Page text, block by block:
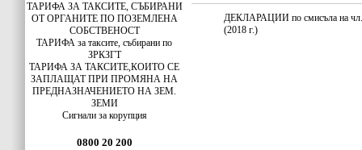
ТАРИФА ЗА ТАКСИТЕ, СЪБИРАНИ
ОТ ОРГАНИТЕ ПО ПОЗЕМЛЕНА
СОБСТВЕНОСТ
ТАРИФА за таксите, събирани по
ЗРКЗГТ
ТАРИФА ЗА ТАКСИТЕ,КОИТО СЕ
ЗАПЛАЩАТ ПРИ ПРОМЯНА НА
ПРЕДНАЗНАЧЕНИЕТО НА ЗЕМ.
ЗЕМИ
Сигнали за корупция
0800 20 200
ДЕКЛАРАЦИИ по смисъла на
(2018 г.)